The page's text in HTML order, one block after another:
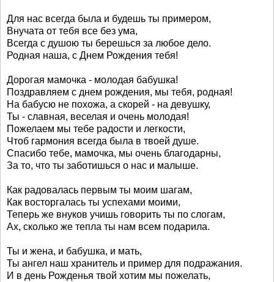
Для нас всегда была и будешь ты примером,
Внучата от тебя все без ума,
Всегда с душою ты берешься за любое дело.
Родная наша, с Днем Рождения тебя!
Дорогая мамочка - молодая бабушка!
Поздравляем с днем рождения, мы тебя, родная!
На бабусю не похожа, а скорей - на девушку,
Ты - славная, веселая и очень молодая!
Пожелаем мы тебе радости и легкости,
Чтоб гармония всегда была в твоей душе.
Спасибо тебе, мамочка, мы очень благодарны,
За то, что ты заботишься о нас и малыше.
Как радовалась первым ты моим шагам,
Как восторгалась ты успехами моими,
Теперь же внуков учишь говорить ты по слогам,
Ах, сколько же тепла ты нам всем подарила.
Ты и жена, и бабушка, и мать,
Ты ангел наш хранитель и пример для подражания.
И в день Рожденья твой хотим мы пожелать,